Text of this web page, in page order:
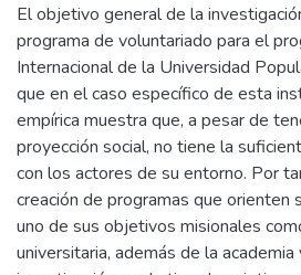
El objetivo general de la
programa de voluntariado para el
Internacional de la Universidad
que en el caso específico de esta
empírica muestra que, a pesar de
proyección social, no tiene la
con los actores de su entorno. Por
creación de programas que orienten
uno de sus objetivos misionales
universitaria, además de la